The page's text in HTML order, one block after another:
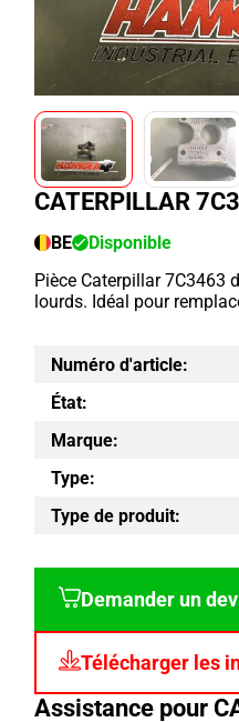
CATERPILLAR
BE
Disponible
Pièce Caterpillar 7C3463
lourds. Idéal pour
Numéro d'article:
État:
Marque:
Type:
Type de produit:
Demander un
Télécharger les
Assistance pour